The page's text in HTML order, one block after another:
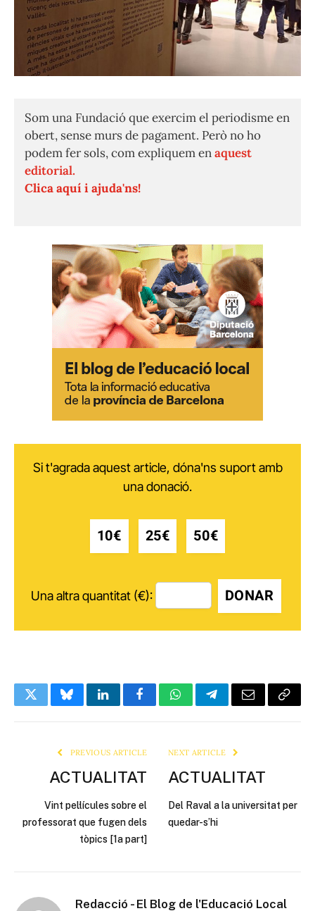
Som una Fundació que exercim el periodisme en
obert, sense murs de pagament. Però no ho
podem fer sols, com expliquem enaquest
editorial.
Clica aquí i ajuda'ns!
Si t'agrada aquest article, dóna'ns suport amb
una donació.
10€ 25€ 50€
Una altra quantitat (€): DONAR
TwitterBlueskyLinkedInFacebookWhatsAppTelegramEmail Copy
PREVIOUS ARTICLE
ACTUALITAT
Vint pel·lícules sobre el
professorat que fugen dels
tòpics [1a part]
NEXT ARTICLE
ACTUALITAT
Del Raval a la universitat per
quedar-s’hi
Redacció - El Blog de l'Educació Local